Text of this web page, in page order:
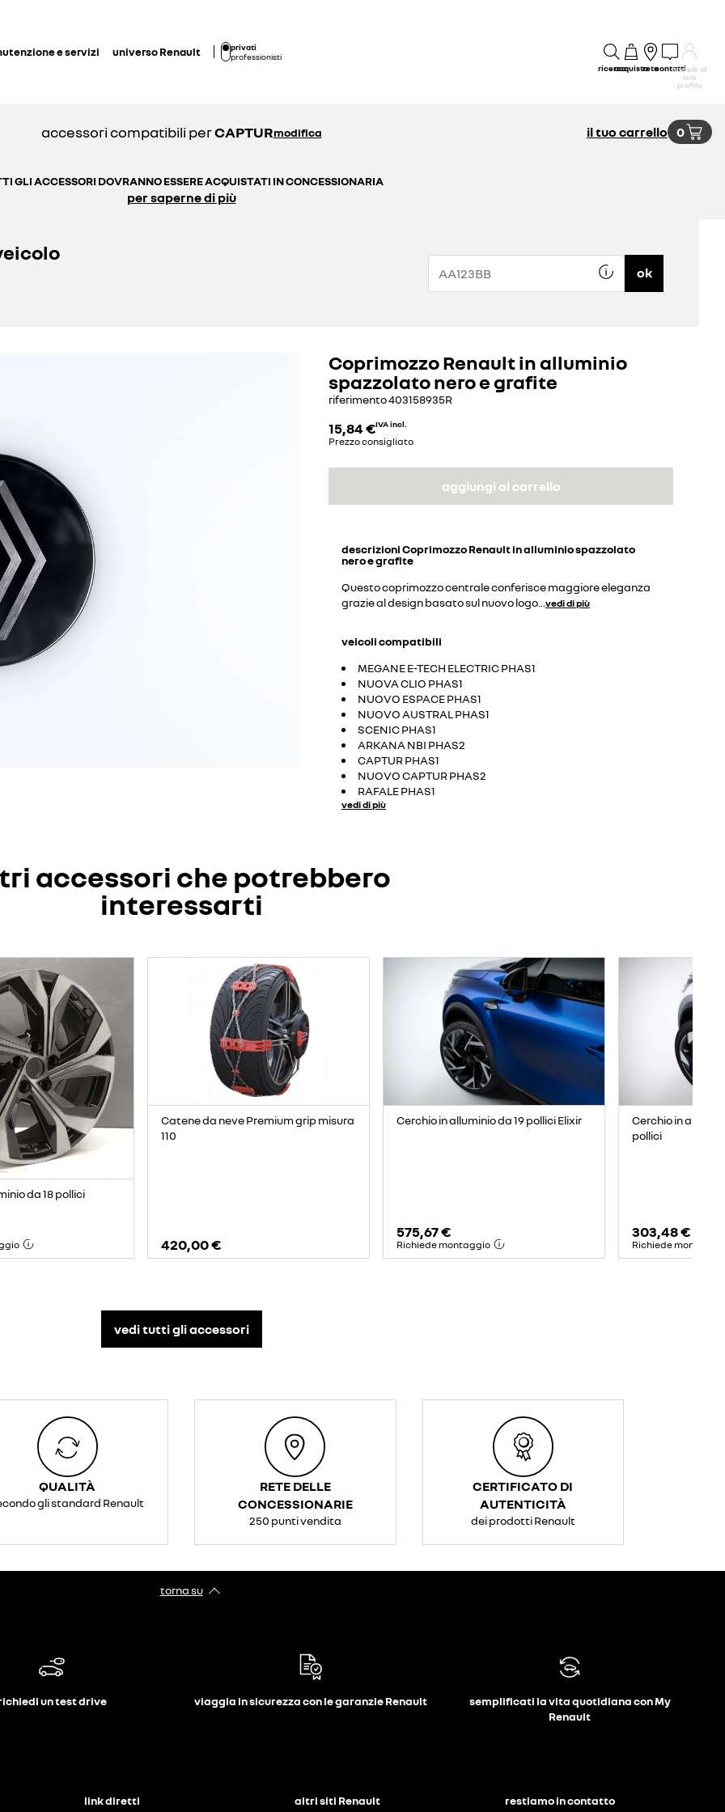
e servizi universo Renault
privati
professionisti
ricercaacquistoretecontattiaccedi al
tuo
profilo
accessori compatibili perCAPTURmodifica il tuo carrello 0
GLI ACCESSORI DOVRANNO ESSERE ACQUISTATI IN CONCESSIONARIA
per saperne di più
ok
Coprimozzo Renault in alluminio
spazzolato nero e grafite
riferimento403158935R
15,84 €IVA incl.
Prezzo consigliato
aggiungi al carrello
descrizioniCoprimozzo Renault in alluminio spazzolato
nero e grafite
Questo coprimozzo centrale conferisce maggiore eleganza
grazie al design basato sul nuovo logo vedi di più
veicoli compatibili
MEGANE E-TECH ELECTRIC PHAS1
NUOVA CLIO PHAS1
NUOVO ESPACE PHAS1
NUOVO AUSTRAL PHAS1
SCENIC PHAS1
ARKANA NBI PHAS2
CAPTUR PHAS1
NUOVO CAPTUR PHAS2
RAFALE PHAS1
vedi di più
accessori che potrebbero
interessarti
da 18 pollici
Catene da neve Premium grip misura
110
420,00 €
Cerchio in alluminio da 19 pollici Elixir
575,67 €
Richiede montaggio
Cerchio in
pollici
303,48 €
Richiede montaggio
vedi tutti gli accessori​
QUALITÀ
gli standard Renault
RETE DELLE
CONCESSIONARIE
250 punti vendita
CERTIFICATO DI
AUTENTICITÀ
dei prodotti Renault
torna su
un test drive viaggia in sicurezza con le garanzie Renault
semplificati la vita quotidiana con My
Renault
link diretti altri siti Renault restiamo in contatto